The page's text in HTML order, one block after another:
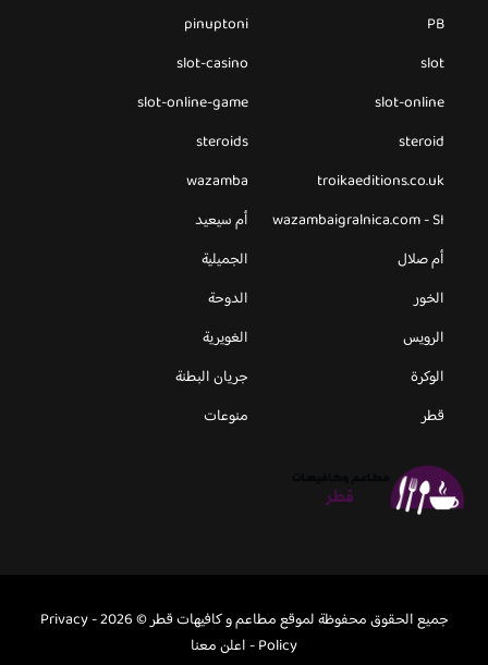
PB
pinuptoni
slot
slot-casino
slot-online
slot-online-game
steroid
steroids
troikaeditions.co.uk
wazamba
wazambaigralnica.com - SI
أم سيعيد
أم صلال
الجميلية
الخور
الدوحة
الرويس
الغويرية
الوكرة
جريان البطنة
قطر
منوعات
جميع الحقوق محفوظة لموقع مطاعم و كافيهات قطر © 2026 -
Privacy
Policy
-اعلن معنا